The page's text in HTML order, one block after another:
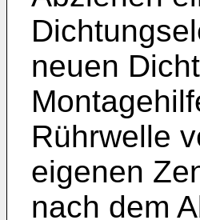
neuen
Rührwelle
eigenen
nach dem